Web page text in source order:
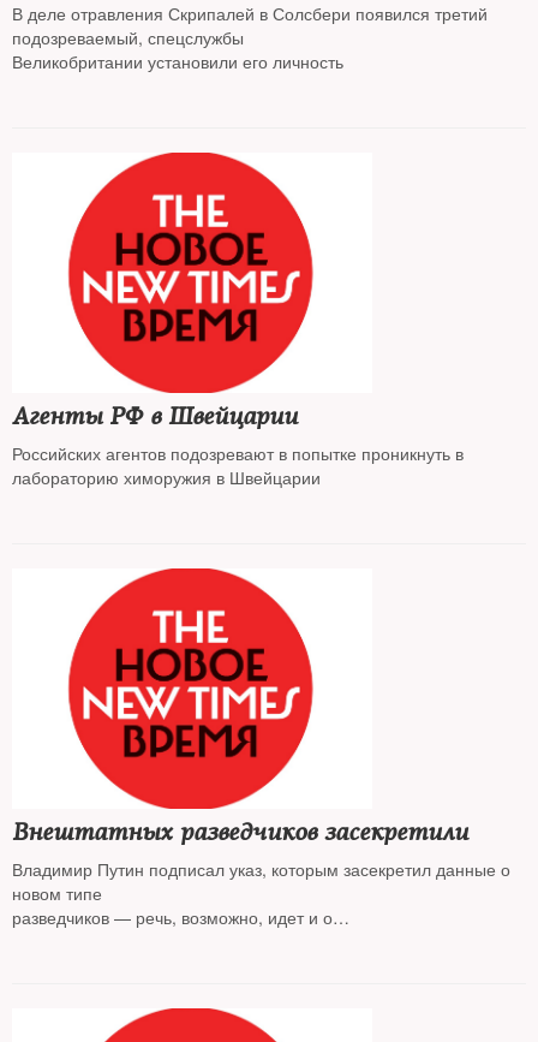
В деле отравления Скрипалей в Солсбери появился третий
подозреваемый, спецслужбы
Великобритании установили его личность
Агенты РФ в Швейцарии
Российских агентов подозревают в попытке проникнуть в
лабораторию химоружия в Швейцарии
Внештатных разведчиков засекретили
Владимир Путин подписал указ, которым засекретил данные о
новом типе
разведчиков — речь, возможно, идет и о